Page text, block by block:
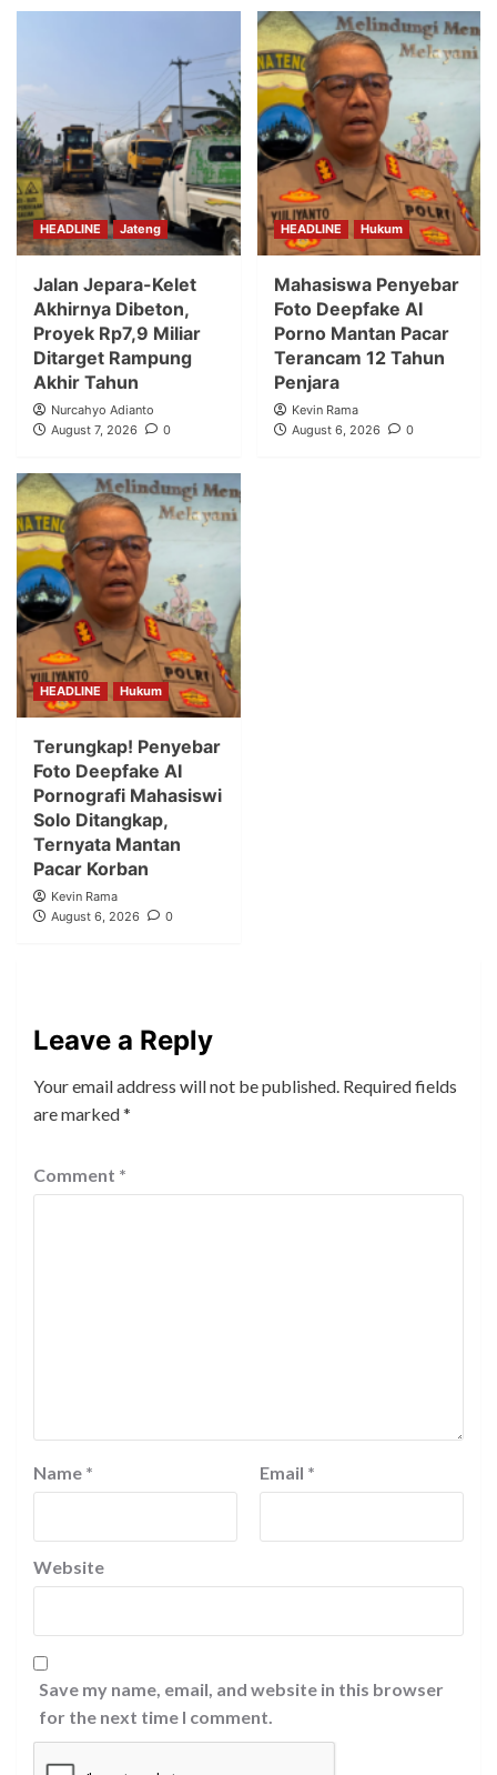
HEADLINE Jateng
Jalan Jepara-Kelet
Akhirnya Dibeton,
Proyek Rp7,9 Miliar
Ditarget Rampung
Akhir Tahun
Nurcahyo Adianto
August 7, 2026
0
HEADLINE Hukum
Mahasiswa Penyebar
Foto Deepfake AI
Porno Mantan Pacar
Terancam 12 Tahun
Penjara
Kevin Rama
August 6, 2026
0
HEADLINE Hukum
Terungkap! Penyebar
Foto Deepfake AI
Pornografi Mahasiswi
Solo Ditangkap,
Ternyata Mantan
Pacar Korban
Kevin Rama
August 6, 2026
0
Leave a Reply
Your email address will not be published. Required fields
are marked*
Comment *
Name * Email *
Website
Save my name, email, and website in this browser
for the next time I comment.